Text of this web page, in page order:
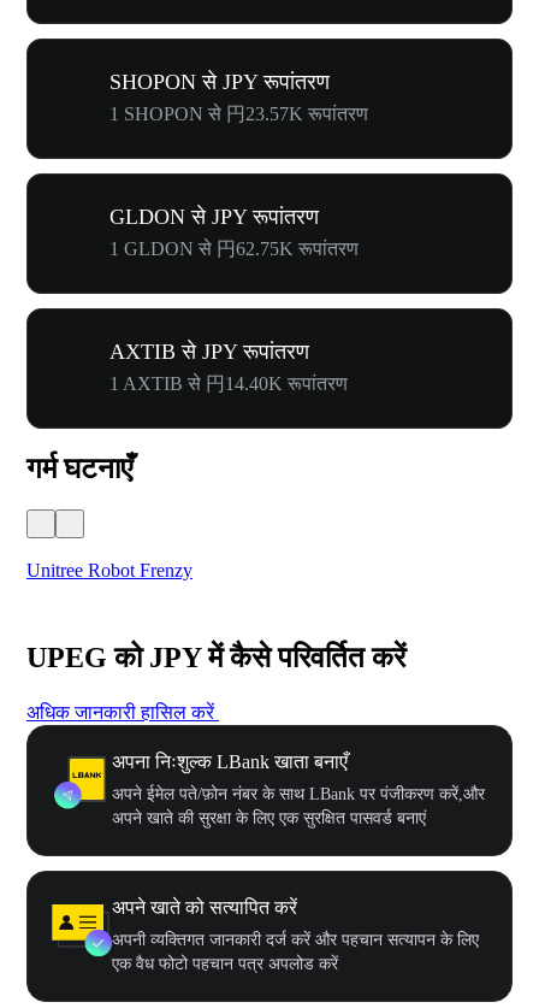
SHOPON से JPY रूपांतरण
1 SHOPON से 円23.57K रूपांतरण
GLDON से JPY रूपांतरण
1 GLDON से 円62.75K रूपांतरण
AXTIB से JPY रूपांतरण
1 AXTIB से 円14.40K रूपांतरण
गर्म घटनाएँ
Unitree Robot Frenzy
UPEG को JPY में कैसे परिवर्तित करें
अधिक जानकारी हासिल करें
अपना निःशुल्क LBank खाता बनाएँ
अपने ईमेल पते/फ़ोन नंबर के साथ LBank पर पंजीकरण करें,और
अपने खाते की सुरक्षा के लिए एक सुरक्षित पासवर्ड बनाएं
अपने खाते को सत्यापित करें
अपनी व्यक्तिगत जानकारी दर्ज करें और पहचान सत्यापन के लिए
एक वैध फोटो पहचान पत्र अपलोड करें